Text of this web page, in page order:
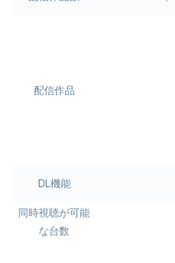
配信作品
DL機能
同時視聴が可能
な台数